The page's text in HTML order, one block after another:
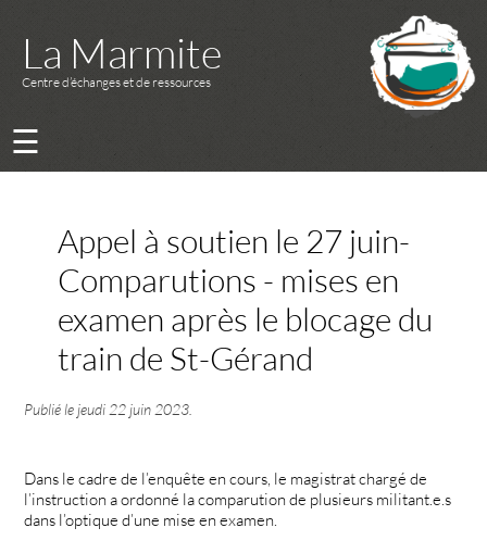
La Marmite
Centre d’échanges et de ressources
☰
Appel à soutien le 27 juin-
Comparutions - mises en
examen après le blocage du
train de St-Gérand
Publié le jeudi 22 juin 2023
Dans le cadre de l’enquête en cours, le magistrat chargé de
l’instruction a ordonné la comparution de plusieurs militant.e.s
dans l’optique d’une mise en examen.